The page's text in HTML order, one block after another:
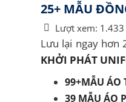
25+ MẪU
Lượt xem: 1.433
Lưu lại ngay hơn
KHỞI PHÁT
99+MẪU ÁO
39 MẪU ÁO